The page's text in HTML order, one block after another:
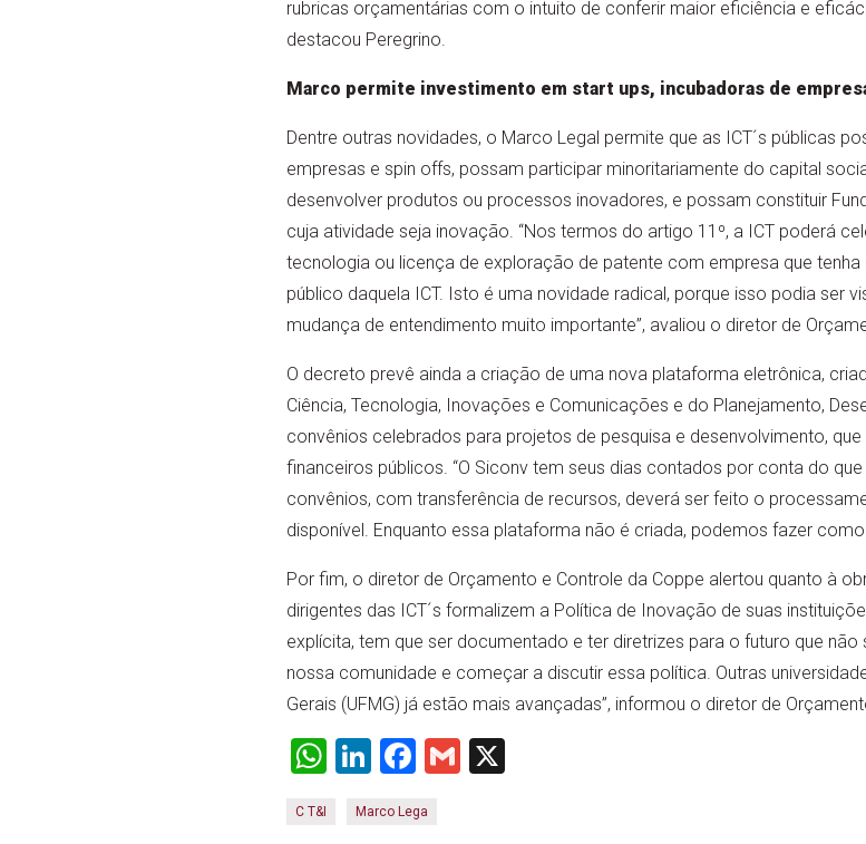
rubricas orçamentárias com o intuito de conferir maior eficiência e
destacou Peregrino.
Marco permite investimento em start ups, incubadoras de
Dentre outras novidades, o Marco Legal permite que as ICT´s públicas
empresas e spin offs, possam participar minoritariamente do capital
desenvolver produtos ou processos inovadores, e possam constituir
cuja atividade seja inovação. “Nos termos do artigo 11º, a ICT poderá
tecnologia ou licença de exploração de patente com empresa que
público daquela ICT. Isto é uma novidade radical, porque isso podia ser
mudança de entendimento muito importante”, avaliou o diretor de
O decreto prevê ainda a criação de uma nova plataforma eletrônica,
Ciência, Tecnologia, Inovações e Comunicações e do Planejamento,
convênios celebrados para projetos de pesquisa e desenvolvimento,
financeiros públicos. “O Siconv tem seus dias contados por conta do
convênios, com transferência de recursos, deverá ser feito o
disponível. Enquanto essa plataforma não é criada, podemos fazer
Por fim, o diretor de Orçamento e Controle da Coppe alertou quanto à
dirigentes das ICT´s formalizem a Política de Inovação de suas
explícita, tem que ser documentado e ter diretrizes para o futuro que
nossa comunidade e começar a discutir essa política. Outras
Gerais (UFMG) já estão mais avançadas”, informou o diretor de
WhatsApp
LinkedIn
Facebook
Gmail
X
C T&I Marco Lega